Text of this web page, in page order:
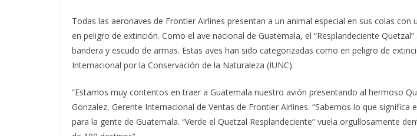
Todas las aeronaves de Frontier Airlines presentan a un animal especial en sus colas con
en peligro de extinción. Como el ave nacional de Guatemala, el “Resplandeciente
bandera y escudo de armas. Estas aves han sido categorizadas como en peligro de
Internacional por la Conservación de la Naturaleza (IUNC).
“Estamos muy contentos en traer a Guatemala nuestro avión presentando al hermoso
Gonzalez, Gerente Internacional de Ventas de Frontier Airlines. “Sabemos lo que significa
para la gente de Guatemala. “Verde el Quetzal Resplandeciente” vuela orgullosamente